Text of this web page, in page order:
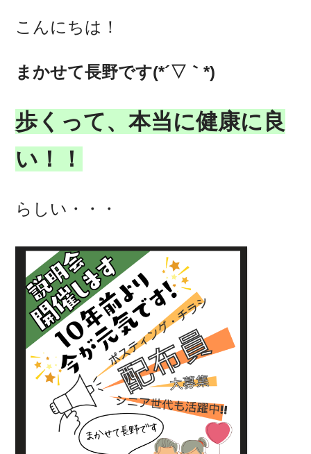
こんにちは！
まかせて長野です(*´▽｀*)
歩くって、本当に健康に良
い！！
らしい・・・